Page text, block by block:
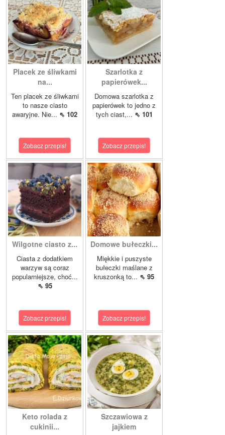
Placek ze śliwkami
na...
Ten placek ze śliwkami
to nasze ciasto
awaryjne. Nie... ⇖ 102
Zobacz przepis!
Szarlotka z
papierówek...
Domowa szarlotka z
papierówek to jedno z
tych ciast,... ⇖ 101
Zobacz przepis!
Wilgotne ciasto z...
Ciasta z dodatkiem
warzyw są coraz
popularniejsze, choć...
⇖ 95
Zobacz przepis!
Domowe bułeczki...
Miękkie i puszyste
bułeczki maślane z
kruszonką to... ⇖ 95
Zobacz przepis!
Keto rolada z
cukinii...
Szczawiowa z
jajkiem